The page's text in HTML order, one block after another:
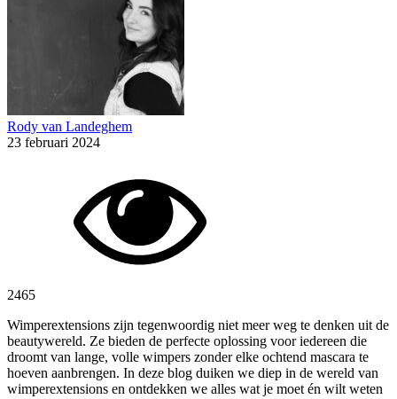
Rody van Landeghem
23 februari 2024
2465
Wimperextensions zijn tegenwoordig niet meer weg te denken uit de
beautywereld. Ze bieden de perfecte oplossing voor iedereen die
droomt van lange, volle wimpers zonder elke ochtend mascara te
hoeven aanbrengen. In deze blog duiken we diep in de wereld van
wimperextensions en ontdekken we alles wat je moet én wilt weten